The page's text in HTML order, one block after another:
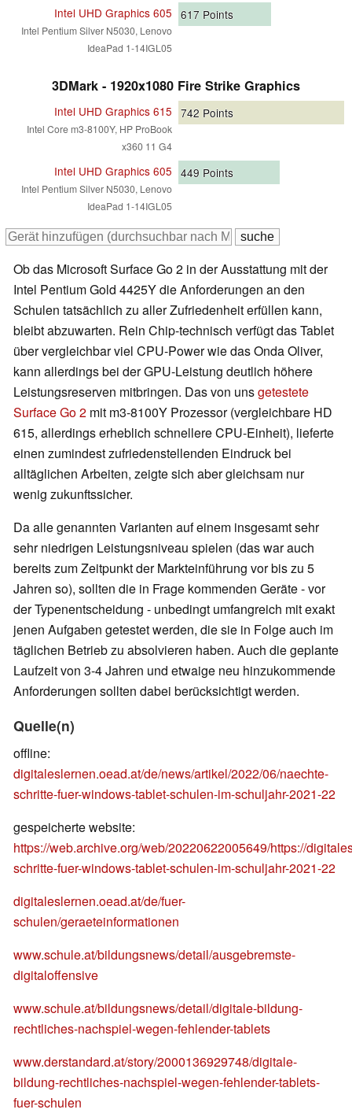
Intel UHD Graphics 605
Intel Pentium Silver N5030, Lenovo
IdeaPad 1-14IGL05
617 Points
3DMark - 1920x1080 Fire Strike Graphics
Intel UHD Graphics 615
Intel Core m3-8100Y, HP ProBook
x360 11 G4
742 Points
Intel UHD Graphics 605
Intel Pentium Silver N5030, Lenovo
IdeaPad 1-14IGL05
449 Points
Ob das Microsoft Surface Go 2 in der Ausstattung mit der
Intel Pentium Gold 4425Y die Anforderungen an den
Schulen tatsächlich zu aller Zufriedenheit erfüllen kann,
bleibt abzuwarten. Rein Chip-technisch verfügt das Tablet
über vergleichbar viel CPU-Power wie das Onda Oliver,
kann allerdings bei der GPU-Leistung deutlich höhere
Leistungsreserven mitbringen. Das von unsgetestete
Surface Go 2 mit m3-8100Y Prozessor (vergleichbare HD
615, allerdings erheblich schnellere CPU-Einheit), lieferte
einen zumindest zufriedenstellenden Eindruck bei
alltäglichen Arbeiten, zeigte sich aber gleichsam nur
wenig zukunftssicher.
Da alle genannten Varianten auf einem insgesamt sehr
sehr niedrigen Leistungsniveau spielen (das war auch
bereits zum Zeitpunkt der Markteinführung vor bis zu 5
Jahren so), sollten die in Frage kommenden Geräte - vor
der Typenentscheidung - unbedingt umfangreich mit exakt
jenen Aufgaben getestet werden, die sie in Folge auch im
täglichen Betrieb zu absolvieren haben. Auch die geplante
Laufzeit von 3-4 Jahren und etwaige neu hinzukommende
Anforderungen sollten dabei berücksichtigt werden.
Quelle(n)
offline:
digitaleslernen.oead.at/de/news/artikel/2022/06/naechte-
schritte-fuer-windows-tablet-schulen-im-schuljahr-2021-22
gespeicherte website:
https://web.archive.org/web/20220622005649/https://
schritte-fuer-windows-tablet-schulen-im-schuljahr-2021-22
digitaleslernen.oead.at/de/fuer-
schulen/geraeteinformationen
www.schule.at/bildungsnews/detail/ausgebremste-
digitaloffensive
www.schule.at/bildungsnews/detail/digitale-bildung-
rechtliches-nachspiel-wegen-fehlender-tablets
www.derstandard.at/story/2000136929748/digitale-
bildung-rechtliches-nachspiel-wegen-fehlender-tablets-
fuer-schulen